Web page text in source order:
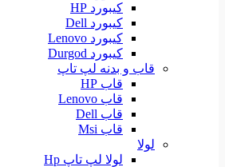
کیبورد HP
کیبورد Dell
کیبورد Lenovo
کیبورد Durgod
قاب و بدنه لپ تاپ
قاب HP
قاب Lenovo
قاب Dell
قاب Msi
لولا
لولا لپ تاپ Hp